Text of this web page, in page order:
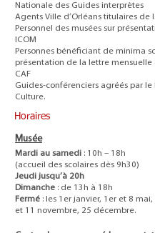
Nationale des Guides interprètes
Agents Ville d’Orléans titulaires de
Personnel des musées sur
ICOM
Personnes bénéficiant de minima
présentation de la lettre mensuelle
CAF
Guides-conférenciers agréés par le
Culture.
Horaires
Musée
Mardi au samedi : 10h – 18h
(accueil des scolaires dès 9h30)
Jeudi jusqu’à 20h
Dimanche : de 13h à 18h
Fermé : les 1er janvier, 1er et 8
et 11 novembre, 25 décembre.